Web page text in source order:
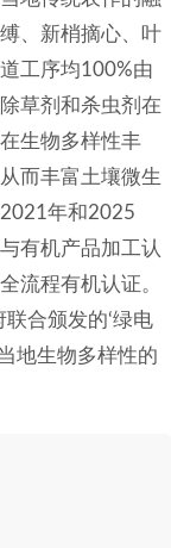
、新梢摘心、叶
工序均100%由
草剂和杀虫剂在
生物多样性丰
而丰富土壤微生
年和2025
有机产品加工认
流程有机认证。
合颁发的‘绿电
地生物多样性的